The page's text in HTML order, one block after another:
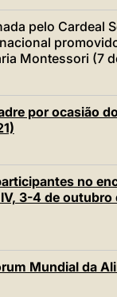
pelo Cardeal
Montessori (7
por ocasião
no
3-4 de
Mundial da